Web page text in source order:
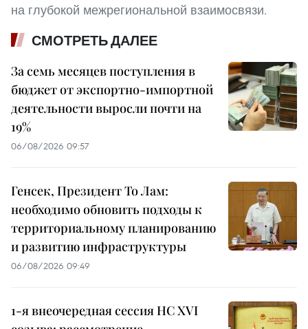
на глубокой межрегиональной взаимосвязи.
СМОТРЕТЬ ДАЛЕЕ
За семь месяцев поступления в
бюджет от экспортно-импортной
деятельности выросли почти на
19%
06/08/2026 09:57
Генсек, Президент То Лам:
необходимо обновить подходы к
территориальному планированию
и развитию инфраструктуры
06/08/2026 09:49
1-я внеочередная сессия НС XVI